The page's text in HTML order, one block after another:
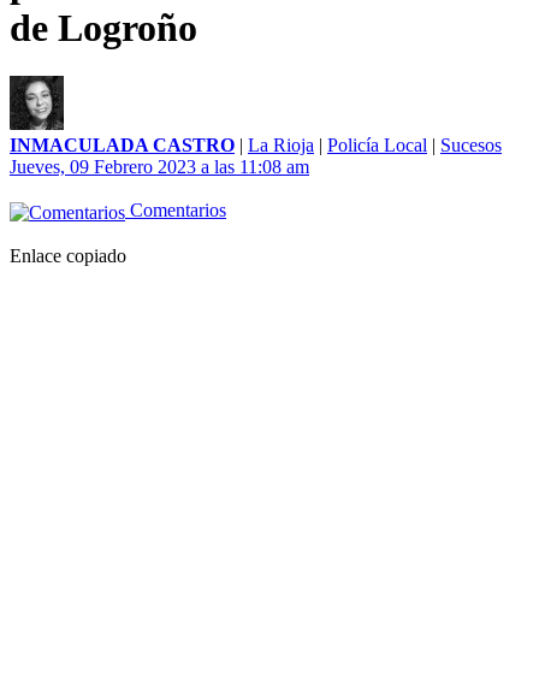
de Logroño
INMACULADA CASTRO | La Rioja | Policía Local | Sucesos
Jueves, 09 Febrero 2023 a las 11:08 am
Comentarios
Enlace copiado